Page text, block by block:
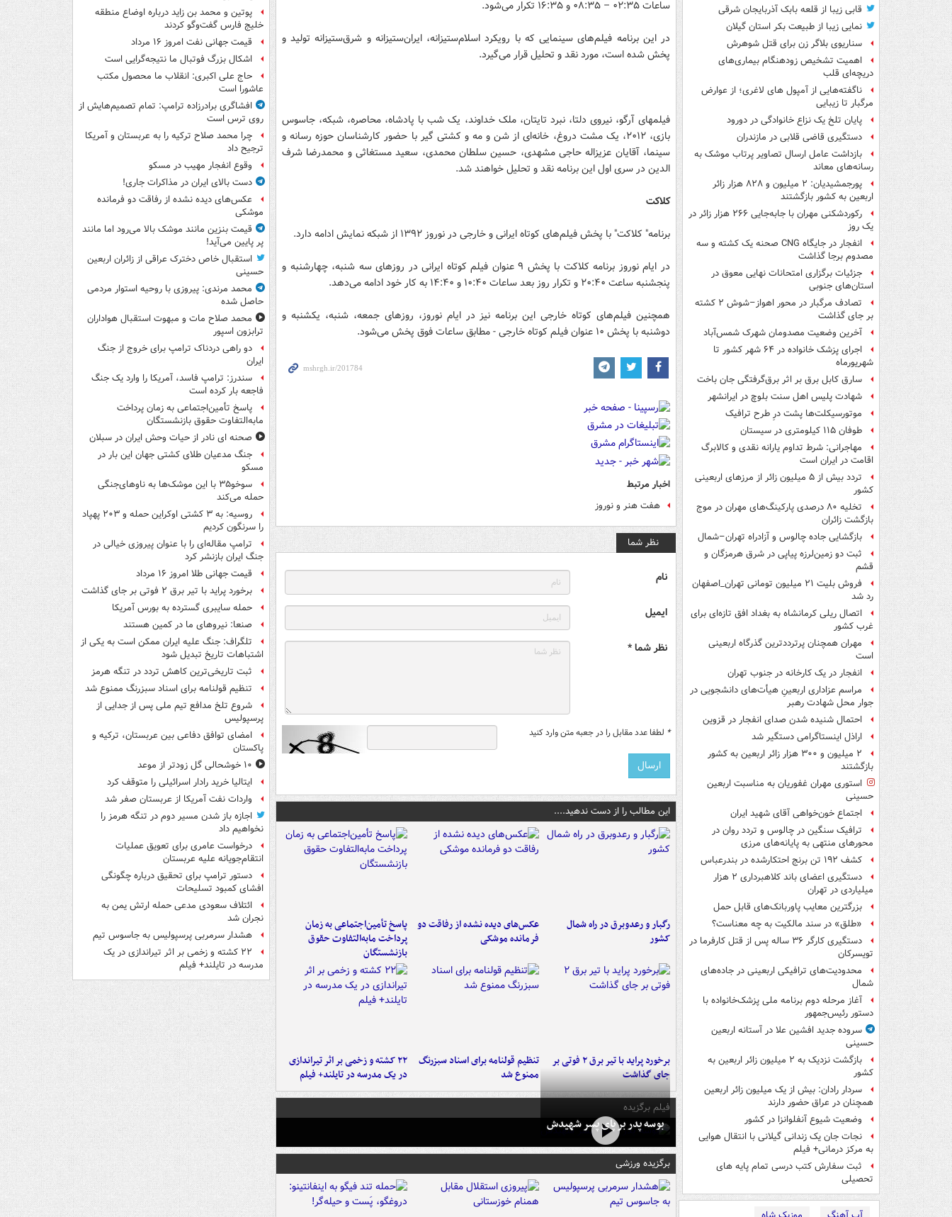
قابی زیبا از قلعه بابک آذربایجان شرقی
نمایی زیبا از طبیعت بکر استان گیلان
سناریوی بلاگر زن برای قتل شوهرش
اهمیت تشخیص زودهنگام بیماری‌های
دریچه‌ای قلب
ناگفته‌هایی از آمپول های لاغری؛ از عوارض
مرگبار تا زیبایی
پایان تلخ یک نزاع خانوادگی در دورود
دستگیری قاضی قلابی در مازندران
بازداشت عامل ارسال تصاویر پرتاب موشک به
رسانه‌های معاند
پورجمشیدیان: ۲ میلیون و ۸۲۸ هزار زائر
اربعین به کشور بازگشتند
رکوردشکنی مهران با جابه‌جایی ۲۶۶ هزار زائر در
یک روز
انفجار در جایگاه CNG صحنه یک کشته و سه
مصدوم برجا گذاشت
جزئیات برگزاری امتحانات نهایی معوق در
استان‌های جنوبی
تصادف مرگبار در محور اهواز–شوش ۲ کشته
بر جای گذاشت
آخرین وضعیت مصدومان شهرک شمس‌آباد
اجرای پزشک خانواده در ۶۴ شهر کشور تا
شهریورماه
سارق کابل برق بر اثر برق‌گرفتگی جان باخت
شهادت پلیس اهل سنت بلوچ در ایرانشهر
موتورسیکلت‌ها پشت درِ طرح ترافیک
طوفان ۱۱۵ کیلومتری در سیستان
مهاجرانی: شرط تداوم یارانه نقدی و کالابرگ
اقامت در ایران است
تردد بیش از ۵ میلیون زائر از مرزهای اربعینی
کشور
تخلیه ۸۰ درصدی پارکینگ‌های مهران در موج
بازگشت زائران
بازگشایی جاده چالوس و آزادراه تهران–شمال
ثبت دو زمین‌لرزه پیاپی در شرق هرمزگان و
قشم
فروش بلیت ۲۱ میلیون تومانی تهران_اصفهان
رد شد
اتصال ریلی کرمانشاه به بغداد افق تازه‌ای برای
غرب کشور
مهران همچنان پرترددترین گذرگاه اربعینی
است
انفجار در یک کارخانه در جنوب تهران
مراسم عزاداری اربعینِ هیأت‌های دانشجویی در
جوار محل شهادت رهبر
احتمال شنیده شدن صدای انفجار در قزوین
اراذل اینستاگرامی دستگیر شد
۲ میلیون و ۳۰۰ هزار زائر اربعین به کشور
بازگشتند
استوری مهران غفوریان به مناسبت اربعین
حسینی
اجتماع خون‌خواهی آقای شهید ایران
ترافیک سنگین در چالوس و تردد روان در
محورهای منتهی به پایانه‌های مرزی
کشف ۱۹۲ تن برنج احتکارشده در بندرعباس
دستگیری اعضای باند کلاهبرداری ۲ هزار
میلیاردی در تهران
بزرگترین معایب پاوربانک‌های قابل حمل
«طلق» در سند مالکیت به چه معناست؟
دستگیری کارگر ۳۶ ساله پس از قتل کارفرما در
تویسرکان
محدودیت‌های ترافیکی اربعینی در جاده‌های
شمال‌
آغاز مرحله دوم برنامه ملی پزشک‌خانواده با
دستور رئیس‌جمهور
سروده جدید افشین علا در آستانه اربعین
حسینی
بازگشت نزدیک به ۲ میلیون زائر اربعین به
کشور
سردار رادان: بیش از یک میلیون زائر اربعین
همچنان در عراق حضور دارند
وضعیت شیوع آنفلوانزا در کشور
نجات جان یک زندانی گیلانی با انتقال هوایی
به مرکز درمانی+ فیلم
ثبت سفارش کتب درسی تمام پایه های
تحصیلی
ساعات ۰۲:۳۵ – ۰۸:۳۵ و ۱۶:۳۵ تکرار می‌شود.
در این برنامه فیلم‌های سینمایی که با رویکرد اسلام‌ستیزانه، ایران‌ستیزانه و شرق‌ستیزانه تولید و
پخش شده است، مورد نقد و تحلیل قرار می‌گیرد.
فیلمهای آرگو، نیروی دلتا، نبرد تایتان، ملک خداوند، یک شب با پادشاه، محاصره، شبکه، جاسوس
بازی، ۲۰۱۲، یک مشت دروغ، خانه‌ای از شن و مه و کشتی گیر با حضور کارشناسان حوزه رسانه و
سینما، آقایان عزیزاله حاجی مشهدی، حسین سلطان محمدی، سعید مستغاثی و محمدرضا شرف
الدین در سری اول این برنامه نقد و تحلیل خواهند شد.
کلاکت
برنامه" کلاکت" با پخش فیلم‌های کوتاه ایرانی و خارجی در نوروز ۱۳۹۲ از شبکه نمایش ادامه دارد.
در ایام نوروز برنامه کلاکت با پخش ۹ عنوان فیلم کوتاه ایرانی در روزهای سه شنبه، چهارشنبه و
پنجشنبه ساعت ۲۰:۴۰ و تکرار روز بعد ساعات ۱۰:۴۰ و ۱۴:۴۰ به کار خود ادامه می‌دهد.
همچنین فیلم‌های کوتاه خارجی این برنامه نیز در ایام نوروز، روزهای جمعه، شنبه، یکشنبه و
دوشنبه با پخش ۱۰ عنوان فیلم کوتاه خارجی - مطابق ساعات فوق پخش می‌شود.
اخبار مرتبط
هفت هنر و نوروز
نظر شما
نام
ایمیل
نظر شما *
* لطفا عدد مقابل را در جعبه متن وارد کنید
این مطالب را از دست ندهید....
رگبار و رعدوبرق در راه شمال
کشور
عکس‌های دیده نشده از رفاقت دو
فرمانده‌ موشکی
پاسخ تأمین‌اجتماعی به زمان
پرداخت مابه‌التفاوت حقوق
بازنشستگان
برخورد پراید با تیر برق ۲ فوتی بر
جای گذاشت
تنظیم قولنامه برای اسناد سبزرنگ
ممنوع شد
۲۲ کشته و زخمی بر اثر تیراندازی
در یک مدرسه در تایلند+ فیلم
فیلم برگزیده
بوسه‌ پدر بر پای پسر شهیدش
برگزیده ورزشی
پوتین و محمد بن زاید درباره اوضاع منطقه
خلیج فارس گفت‌وگو کردند
قیمت جهانی نفت امروز ۱۶ مرداد
اشکال بزرگ فوتبال ما نتیجه‌گرایی است
حاج علی اکبری: انقلاب ما محصول مکتب
عاشورا است
افشاگری برادرزاده ترامپ: تمام تصمیم‌هایش از
روی ترس است
چرا محمد صلاح ترکیه را به عربستان و آمریکا
ترجیح داد
وقوع انفجار مهیب در مسکو
دست بالای ایران در مذاکرات جاری!
عکس‌های دیده نشده از رفاقت دو فرمانده‌
موشکی
قیمت بنزین مانند موشک بالا می‌رود اما مانند
پر پایین می‌آید!
استقبال خاص دخترک عراقی از زائران اربعین
حسینی
محمد مرندی: پیروزی با روحیه استوار مردمی
حاصل شده
محمد صلاح مات و مبهوت استقبال هواداران
ترابزون اسپور
دو راهی دردناک ترامپ برای خروج از جنگ
ایران
سندرز: ترامپ فاسد، آمریکا را وارد یک جنگ
فاجعه بار کرده است
پاسخ تأمین‌اجتماعی به زمان پرداخت
مابه‌التفاوت حقوق بازنشستگان
صحنه ای نادر از حیات وحش ایران در سبلان
جنگ مدعیان طلای کشتی جهان این بار در
مسکو
سوخو۳۵ با این موشک‌ها به ناوهای‌جنگی
حمله می‌کند
روسیه: به ۳ کشتی اوکراین حمله و ۲۰۳ پهپاد
را سرنگون کردیم
ترامپ مقاله‌ای را با عنوان پیروزی خیالی در
جنگ ایران بازنشر کرد
قیمت جهانی طلا امروز ۱۶ مرداد
برخورد پراید با تیر برق ۲ فوتی بر جای گذاشت
حمله سایبری گسترده به بورس آمریکا
صنعا: نیروهای ما در کمین‌ هستند
تلگراف: جنگ علیه ایران ممکن است به یکی از
اشتباهات تاریخ تبدیل شود
ثبت تاریخی‌ترین کاهش تردد در تنگه هرمز
تنظیم قولنامه برای اسناد سبزرنگ ممنوع شد
شروع تلخ مدافع تیم ملی پس از جدایی از
پرسپولیس
امضای توافق دفاعی بین عربستان، ترکیه و
پاکستان
۱۰ خوشحالی گل زودتر از موعد
ایتالیا خرید رادار اسرائیلی را متوقف کرد
واردات نفت آمریکا از عربستان صفر شد
اجازه باز شدن مسیر دوم در تنگه هرمز را
نخواهیم داد
درخواست عامری برای تعویق عملیات
انتقام‌جویانه علیه عربستان
دستور ترامپ برای تحقیق درباره چگونگی
افشای کمبود تسلیحات
ائتلاف سعودی مدعی حمله ارتش یمن به
نجران شد
هشدار سرمربی پرسپولیس به جاسوس تیم
۲۲ کشته و زخمی بر اثر تیراندازی در یک
مدرسه در تایلند+ فیلم